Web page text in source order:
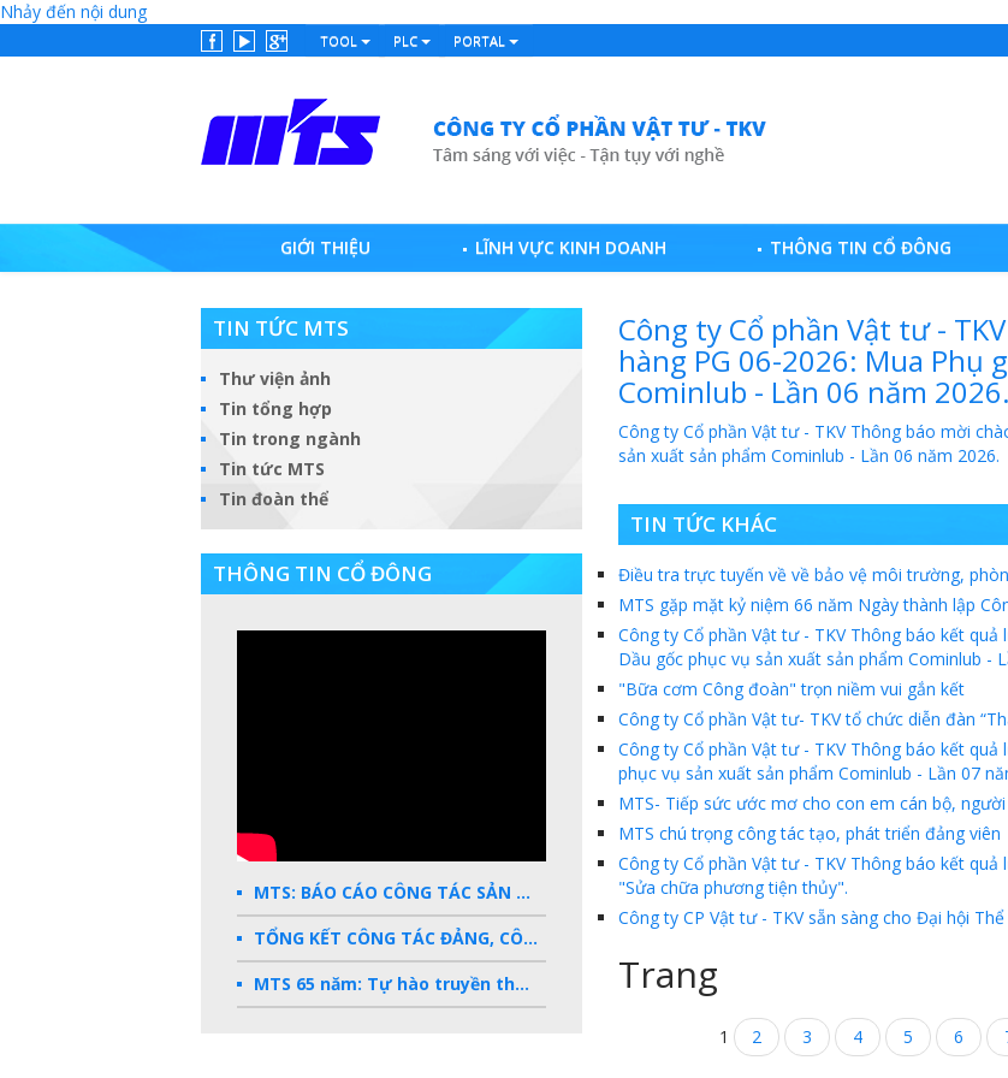
Nhảy đến nội dung
PORTAL
PLC
TOOL
GIỚI THIỆU LĨNH VỰC KINH DOANH THÔNG TIN CỔ ĐÔNG
TIN TỨC MTS
Thư viện ảnh
Tin tổng hợp
Tin trong ngành
Tin tức MTS
Tin đoàn thể
THÔNG TIN CỔ ĐÔNG
MTS: BÁO CÁO CÔNG TÁC SẢN XUẤT KINH DOANH 2025
TỔNG KẾT CÔNG TÁC ĐẢNG, CÔNG ĐOÀN, ĐOÀN THANH NIÊN 2025
MTS 65 năm: Tự hào truyền thống - Vững bước Tương lai
Công ty Cổ phần Vật tư -
hàng PG 06-2026: Mua Phụ
Cominlub - Lần 06 năm 2026.
Công ty Cổ phần Vật tư - TKV Thông báo mời
sản xuất sản phẩm Cominlub - Lần 06 năm 2026.
TIN TỨC KHÁC
Điều tra trực tuyến về về bảo vệ môi trường,
MTS gặp mặt kỷ niệm 66 năm Ngày thành lập
Công ty Cổ phần Vật tư - TKV Thông báo kết
Dầu gốc phục vụ sản xuất sản phẩm Cominlub -
"Bữa cơm Công đoàn" trọn niềm vui gắn kết
Công ty Cổ phần Vật tư- TKV tổ chức diễn đàn
Công ty Cổ phần Vật tư - TKV Thông báo kết
phục vụ sản xuất sản phẩm Cominlub - Lần 07
MTS- Tiếp sức ước mơ cho con em cán bộ,
MTS chú trọng công tác tạo, phát triển đảng viên
Công ty Cổ phần Vật tư - TKV Thông báo kết
"Sửa chữa phương tiện thủy".
Công ty CP Vật tư - TKV sẵn sàng cho Đại hội
Trang
1 2 3 4 5 6